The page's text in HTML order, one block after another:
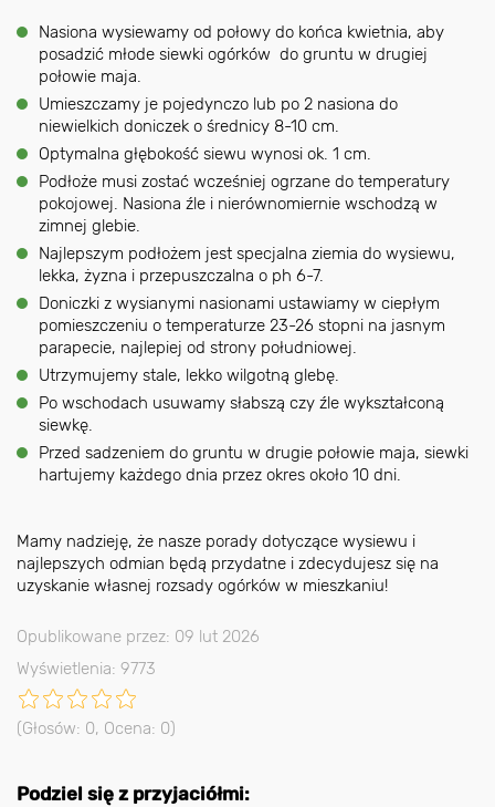
Nasiona wysiewamy od połowy do końca kwietnia, aby
posadzić młode siewki ogórków do gruntu w drugiej
połowie maja.
Umieszczamy je pojedynczo lub po 2 nasiona do
niewielkich doniczek o średnicy 8-10 cm.
Optymalna głębokość siewu wynosi ok. 1 cm.
Podłoże musi zostać wcześniej ogrzane do temperatury
pokojowej. Nasiona źle i nierównomiernie wschodzą w
zimnej glebie.
Najlepszym podłożem jest specjalna ziemia do wysiewu,
lekka, żyzna i przepuszczalna o ph 6-7.
Doniczki z wysianymi nasionami ustawiamy w ciepłym
pomieszczeniu o temperaturze 23-26 stopni na jasnym
parapecie, najlepiej od strony południowej.
Utrzymujemy stale, lekko wilgotną glebę.
Po wschodach usuwamy słabszą czy źle wykształconą
siewkę.
Przed sadzeniem do gruntu w drugie połowie maja, siewki
hartujemy każdego dnia przez okres około 10 dni.
Mamy nadzieję, że nasze porady dotyczące wysiewu i
najlepszych odmian będą przydatne i zdecydujesz się na
uzyskanie własnej rozsady ogórków w mieszkaniu!
Opublikowane przez: 09 lut 2026
Wyświetlenia: 9773
(Głosów: 0, Ocena: 0)
Podziel się z przyjaciółmi: